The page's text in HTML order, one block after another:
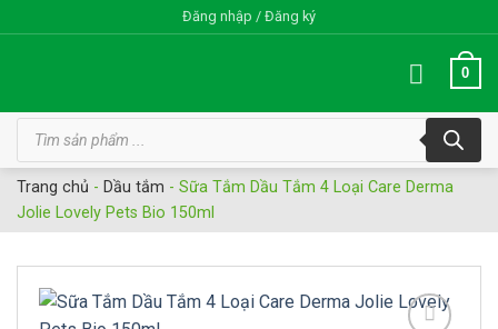
qua
Đăng nhập / Đăng ký
0
Tìm
kiếm
phẩm
Trang chủ - Dầu tắm - Sữa Tắm Dầu Tắm 4 Loại Care Derma
Jolie Lovely Pets Bio 150ml